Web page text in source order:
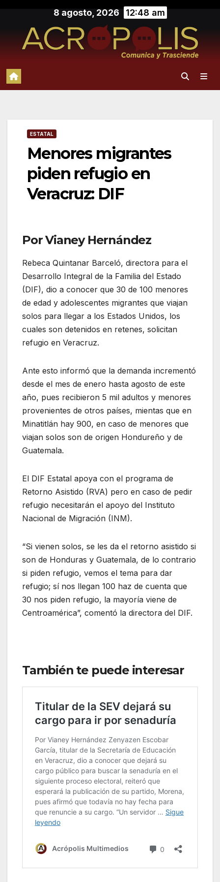
contenido
8 agosto, 2026 12:48 am
ESTATAL
Menores migrantes
piden refugio en
Veracruz: DIF
Por Vianey Hernández
Rebeca Quintanar Barceló, directora para el
Desarrollo Integral de la Familia del Estado
(DIF), dio a conocer que 30 de 100 menores
de edad y adolescentes migrantes que viajan
solos para llegar a los Estados Unidos, los
cuales son detenidos en retenes, solicitan
refugio en Veracruz.
Ante esto informó que la demanda incrementó
desde el mes de enero hasta agosto de este
año, pues recibieron 5 mil adultos y menores
provenientes de otros países, mientas que en
Minatitlán hay 900, en caso de menores que
viajan solos son de origen Hondureño y de
Guatemala.
El DIF Estatal apoya con el programa de
Retorno Asistido (RVA) pero en caso de pedir
refugio necesitarán el apoyo del Instituto
Nacional de Migración (INM).
“Si vienen solos, se les da el retorno asistido si
son de Honduras y Guatemala, de lo contrario
si piden refugio, vemos el tema para dar
refugio; sí nos llegan 100 haz de cuenta que
30 nos piden refugio, la mayoría viene de
Centroamérica”, comentó la directora del DIF.
También te puede interesar